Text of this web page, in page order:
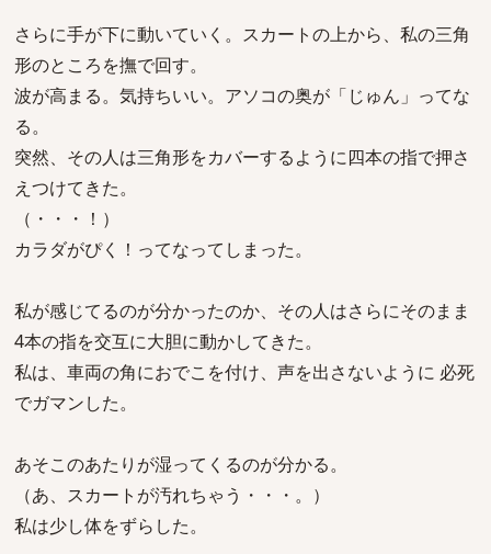
さらに手が下に動いていく。スカートの上から、私の三角
形のところを撫で回す。
波が高まる。気持ちいい。アソコの奥が「じゅん」ってな
る。
突然、その人は三角形をカバーするように四本の指で押さ
えつけてきた。
（・・・！）
カラダがぴく！ってなってしまった。
私が感じてるのが分かったのか、その人はさらにそのまま
4本の指を交互に大胆に動かしてきた。
私は、車両の角におでこを付け、声を出さないように 必死
でガマンした。
あそこのあたりが湿ってくるのが分かる。
（あ、スカートが汚れちゃう・・・。）
私は少し体をずらした。